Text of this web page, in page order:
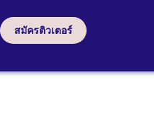
สมัครติวเตอร์